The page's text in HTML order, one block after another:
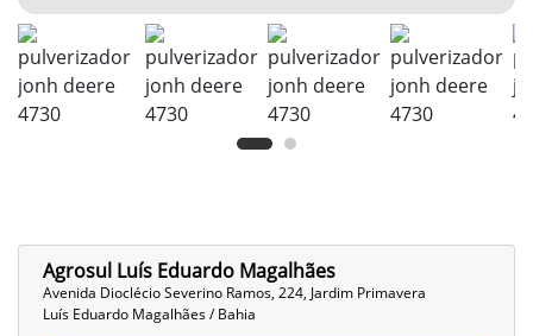
Agrosul Luís Eduardo Magalhães
Avenida Dioclécio Severino Ramos, 224, Jardim Primavera
Luís Eduardo Magalhães / Bahia